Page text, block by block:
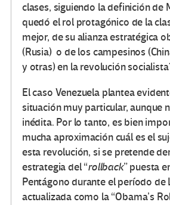
clases, siguiendo la definición de
quedó el rol protagónico de la
mejor, de su alianza estratégica
(Rusia) o de los campesinos
y otras) en la revolución
El caso Venezuela plantea
situación muy particular, aunque
inédita. Por lo tanto, es bien
mucha aproximación cuál es el
esta revolución, si se pretende
estrategia del “rollback” puesta
Pentágono durante el período de
actualizada como la “Obama’s